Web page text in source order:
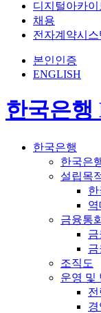
디지털아카이
채용
전자계약시스
본인인증
ENGLISH
한국은
한국은행
한국은
설립목
역
금융통
조직도
운영 및
전
경